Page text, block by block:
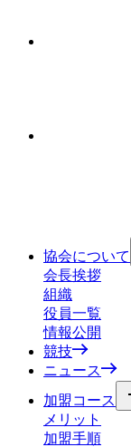
協会について
会長挨拶
組織
役員一覧
情報公開
競技
ニュース
加盟コース
メリット
加盟手順